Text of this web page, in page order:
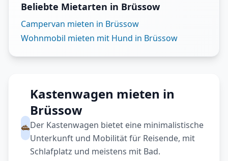
Beliebte Mietarten in Brüssow
Campervan mieten in Brüssow
Wohnmobil mieten mit Hund in Brüssow
Kastenwagen mieten in
Brüssow
Der Kastenwagen bietet eine minimalistische
Unterkunft und Mobilität für Reisende, mit
Schlafplatz und meistens mit Bad.